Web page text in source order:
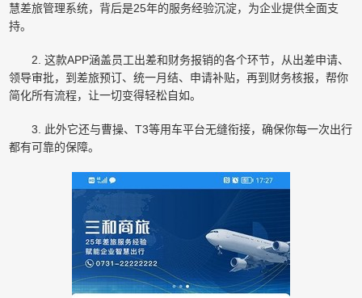
慧差旅管理系统，背后是25年的服务经验沉淀，为企业提供全面支
持。
2. 这款APP涵盖员工出差和财务报销的各个环节，从出差申请、
领导审批，到差旅预订、统一月结、申请补贴，再到财务核报，帮你
简化所有流程，让一切变得轻松自如。
3. 此外它还与曹操、T3等用车平台无缝衔接，确保你每一次出行
都有可靠的保障。